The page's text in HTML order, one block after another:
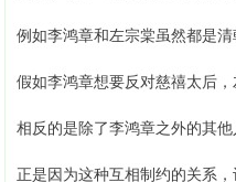
例如李鸿章和左宗棠虽然都是
假如李鸿章想要反对慈禧太后
相反的是除了李鸿章之外的其
正是因为这种互相制约的关系